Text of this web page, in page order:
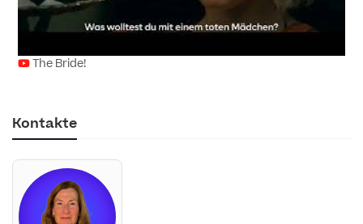
The Bride!
Kontakte